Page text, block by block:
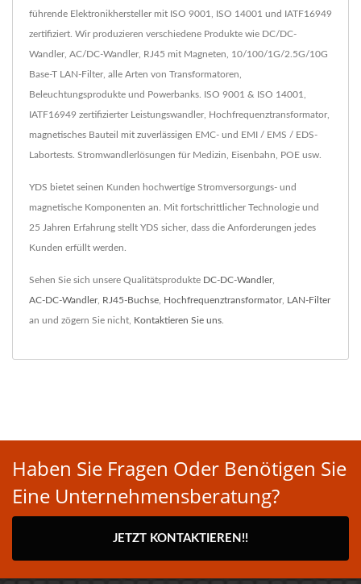
führende Elektronikhersteller mit ISO 9001, ISO 14001 und IATF16949
zertifiziert. Wir produzieren verschiedene Produkte wie DC/DC-
Wandler, AC/DC-Wandler, RJ45 mit Magneten, 10/100/1G/2.5G/10G
Base-T LAN-Filter, alle Arten von Transformatoren,
Beleuchtungsprodukte und Powerbanks. ISO 9001 & ISO 14001,
IATF16949 zertifizierter Leistungswandler, Hochfrequenztransformator,
magnetisches Bauteil mit zuverlässigen EMC- und EMI / EMS / EDS-
Labortests. Stromwandlerlösungen für Medizin, Eisenbahn, POE usw.
YDS bietet seinen Kunden hochwertige Stromversorgungs- und
magnetische Komponenten an. Mit fortschrittlicher Technologie und
25 Jahren Erfahrung stellt YDS sicher, dass die Anforderungen jedes
Kunden erfüllt werden.
Sehen Sie sich unsere Qualitätsprodukte DC-DC-Wandler,
AC-DC-Wandler, RJ45-Buchse Hochfrequenztransformator, LAN-Filter
an und zögern Sie nicht, Kontaktieren Sie uns
Haben Sie Fragen Oder Benötigen Sie
Eine Unternehmensberatung?
JETZT KONTAKTIEREN!!